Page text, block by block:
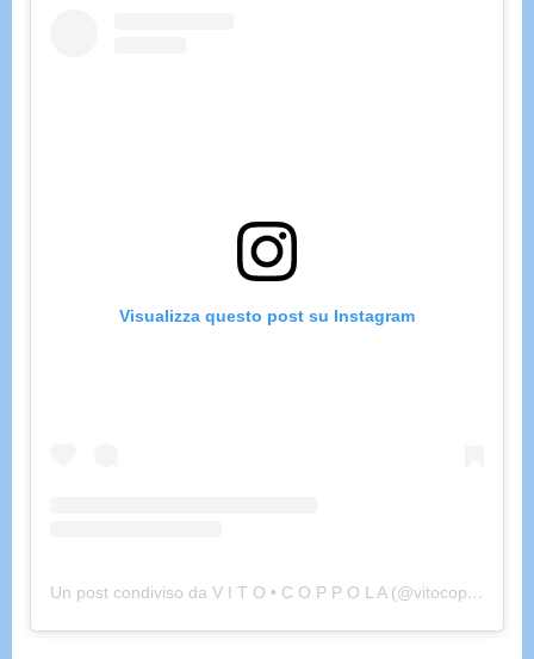
Visualizza questo post su Instagram
Un post condiviso da V I T O • C O P P O L A (@vitocopppola)